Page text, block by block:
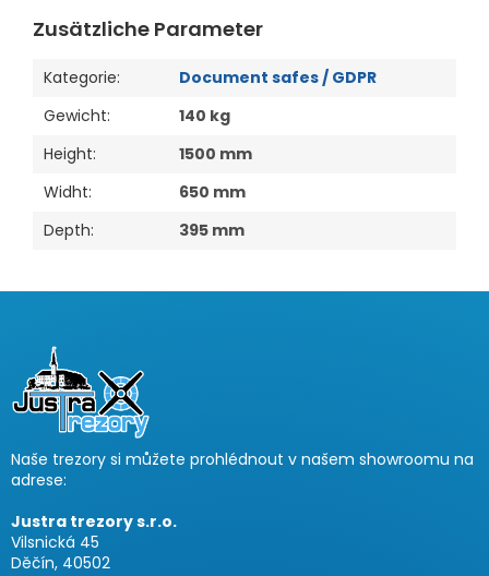
Zusätzliche Parameter
Kategorie:
Document safes / GDPR
Gewicht:
140 kg
Height:
1500 mm
Widht:
650 mm
Depth: 395 mm
e
Naše trezory si můžete prohlédnout v našem showroomu na
adrese:
Justra trezory s.r.o.
Vilsnická 45
Děčín, 40502